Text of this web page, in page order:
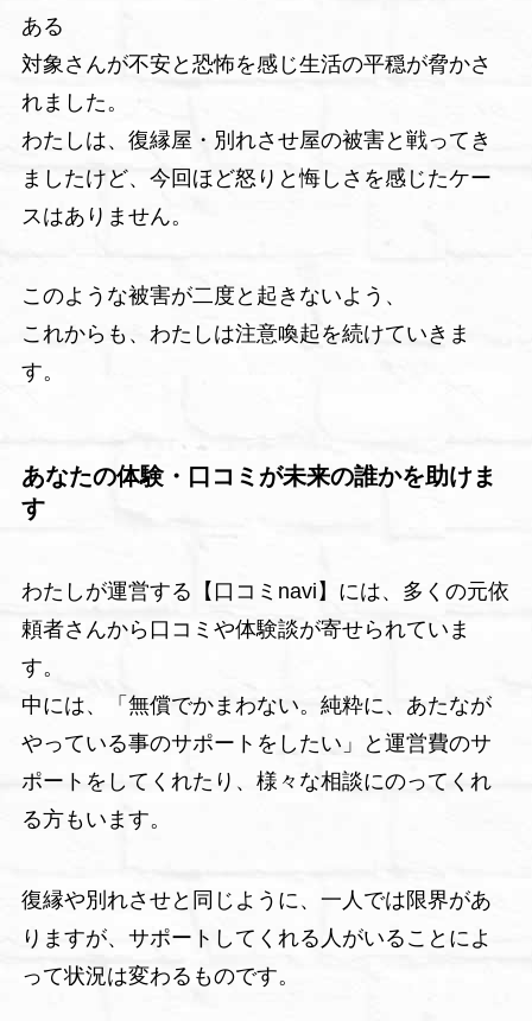
ある
対象さんが不安と恐怖を感じ生活の平穏が脅かさ
れました。
わたしは、復縁屋・別れさせ屋の被害と戦ってき
ましたけど、今回ほど怒りと悔しさを感じたケー
スはありません。
このような被害が二度と起きないよう、
これからも、わたしは注意喚起を続けていきま
す。
あなたの体験・口コミが未来の誰かを助けま
す
わたしが運営する【口コミnavi】には、多くの元依
頼者さんから口コミや体験談が寄せられていま
す。
中には、「無償でかまわない。純粋に、あたなが
やっている事のサポートをしたい」と運営費のサ
ポートをしてくれたり、様々な相談にのってくれ
る方もいます。
復縁や別れさせと同じように、一人では限界があ
りますが、サポートしてくれる人がいることによ
って状況は変わるものです。